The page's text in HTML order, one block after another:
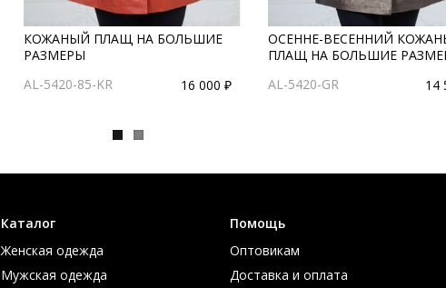
КОЖАНЫЙ ПЛАЩ НА БОЛЬШИЕ
РАЗМЕРЫ
AL-5420-85-KR
16 000 ₽
ОСЕННЕ-ВЕСЕННИЙ
ПЛАЩ НА БОЛЬШИЕ
AL-5420-GR
14
Каталог
Женская одежда
Мужская одежда
Помощь
Оптовикам
Доставка и оплата